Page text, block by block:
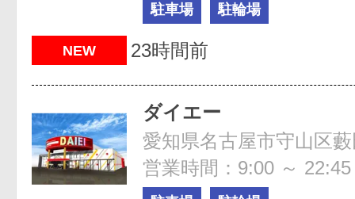
駐車場 駐輪場
NEW 23時間前
ダイエー
愛知県名古屋市守山区
営業時間：9:00 ～ 22:45